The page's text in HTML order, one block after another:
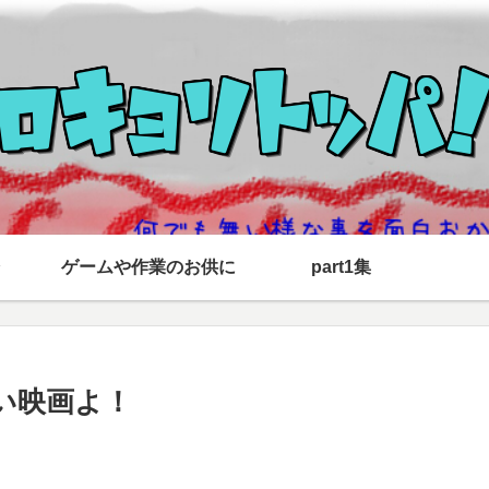
ゲームや作業のお供に part1集
画よ！